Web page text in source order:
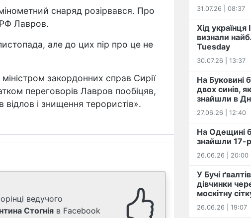
снаряд розірвався. Про
РФ Лавров.
але до цих пір про це не
закордонних справ Сирії
переговорів Лавров пообіцяв,
і знищення терористів».
ведучого
Стогнія в Facebook
31.07.26 | 08:37
Хід українця
визнали
Tuesday
30.07.26 | 13:37
На Буковині
двох синів,
знайшли в
27.06.26 | 12:40
На Одещині
знайшли 17-
26.06.26 | 20:00
У Бучі
дівчинки
москітну
26.06.26 | 19:07